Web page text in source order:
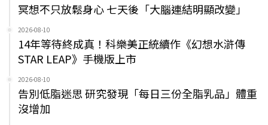
冥想不只放鬆身心 七天後「大腦連結明顯改變」
2026-08-10
14年等待終成真！科樂美正統續作《幻想水滸傳
STAR LEAP》手機版上市
2026-08-10
告別低脂迷思 研究發現「每日三份全脂乳品」體重
沒增加